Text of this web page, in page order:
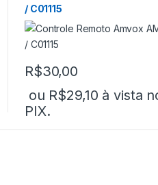
/ C01115
R$30,00
ou R$29,10 à vista
PIX.